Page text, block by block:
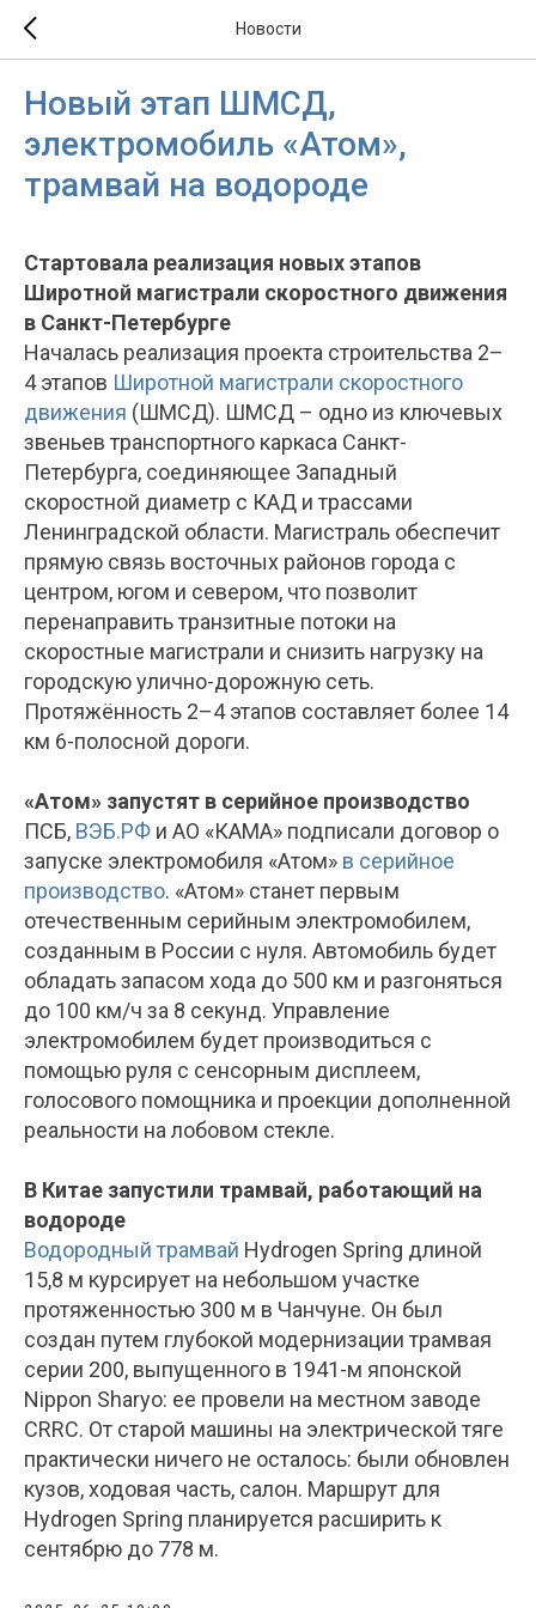
Новости
Новый этап ШМСД,
электромобиль «Атом»,
трамвай на водороде
Стартовала реализация новых этапов
Широтной магистрали скоростного движения
в Санкт-Петербурге
Началась реализация проекта строительства 2–
4 этапов Широтной магистрали скоростного
движения (ШМСД). ШМСД – одно из ключевых
звеньев транспортного каркаса Санкт-
Петербурга, соединяющее Западный
скоростной диаметр с КАД и трассами
Ленинградской области. Магистраль обеспечит
прямую связь восточных районов города с
центром, югом и севером, что позволит
перенаправить транзитные потоки на
скоростные магистрали и снизить нагрузку на
городскую улично-дорожную сеть.
Протяжённость 2–4 этапов составляет более 14
км 6-полосной дороги.
«Атом» запустят в серийное производство
ПСБ, ВЭБ.РФ и АО «КАМА» подписали договор о
запуске электромобиля «Атом» в серийное
производство. «Атом» станет первым
отечественным серийным электромобилем,
созданным в России с нуля. Автомобиль будет
обладать запасом хода до 500 км и разгоняться
до 100 км/ч за 8 секунд. Управление
электромобилем будет производиться с
помощью руля с сенсорным дисплеем,
голосового помощника и проекции дополненной
реальности на лобовом стекле.
В Китае запустили трамвай, работающий на
водороде
Водородный трамвай Hydrogen Spring длиной
15,8 м курсирует на небольшом участке
протяженностью 300 м в Чанчуне. Он был
создан путем глубокой модернизации трамвая
серии 200, выпущенного в 1941-м японской
Nippon Sharyo: ее провели на местном заводе
CRRC. От старой машины на электрической тяге
практически ничего не осталось: были обновлен
кузов, ходовая часть, салон. Маршрут для
Hydrogen Spring планируется расширить к
сентябрю до 778 м.